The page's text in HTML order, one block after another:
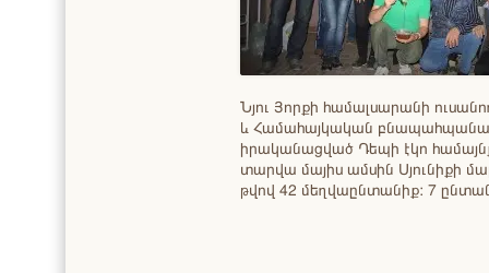
Նյու Յորքի համալսարանի
և Համահայկական
իրականացված Դեպի էկո
տարվա մայիս ամսին Սյունիքի
թվով 42 մեղվաընտանիք: 7